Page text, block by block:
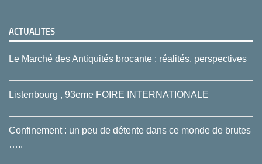
ACTUALITES
Le Marché des Antiquités brocante : réalités, perspectives
Listenbourg , 93eme FOIRE INTERNATIONALE
Confinement : un peu de détente dans ce monde de brutes
…..